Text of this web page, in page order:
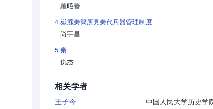
羅昭善
4.嶽麓秦簡所見秦代兵器管理制度
尚宇昌
5.秦
仇杰
相关学者
王子今
中国人民大学历史学